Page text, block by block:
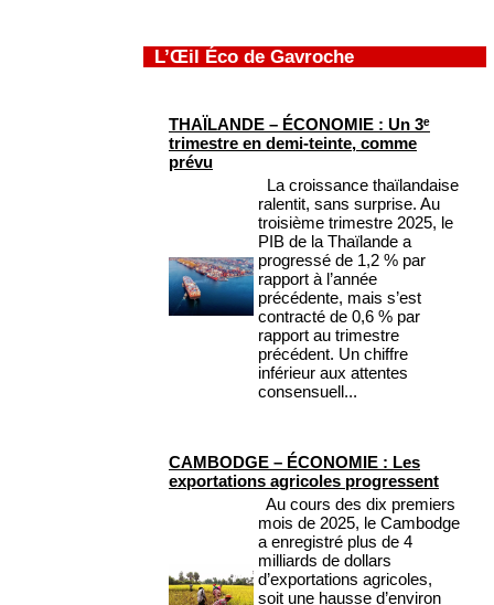
L’Œil Éco de Gavroche
THAÏLANDE – ÉCONOMIE : Un 3ᵉ
trimestre en demi-teinte, comme
prévu
La croissance thaïlandaise
ralentit, sans surprise. Au
troisième trimestre 2025, le
PIB de la Thaïlande a
progressé de 1,2 % par
rapport à l’année
précédente, mais s’est
contracté de 0,6 % par
rapport au trimestre
précédent. Un chiffre
inférieur aux attentes
consensuell...
CAMBODGE – ÉCONOMIE : Les
exportations agricoles progressent
Au cours des dix premiers
mois de 2025, le Cambodge
a enregistré plus de 4
milliards de dollars
d’exportations agricoles,
soit une hausse d’environ